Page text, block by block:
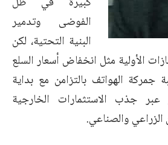
الفوضى وتدمير
البنية التحتية، لكن
الأولية مثل انخفاض أسعار السلع
جمركة الهواتف بالتزامن مع بداية
عبر جذب الاستثمارات الخارجية
الزراعي والصناعي.